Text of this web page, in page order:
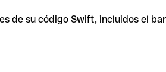
de su código Swift, incluidos el